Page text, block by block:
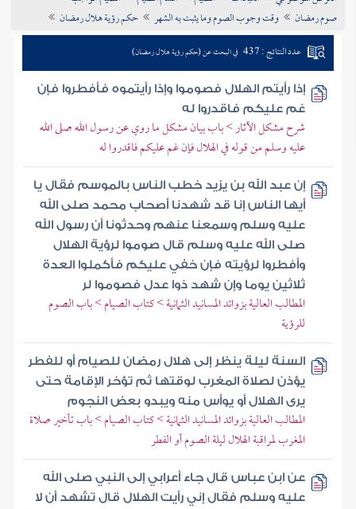
صوم رمضان
وقت وجوب الصوم وما يثبت به الشهر حكم رؤية هلال رمضان
عدد النتائج : 437 في البحث عن (حكم رؤية هلال رمضان)
إذا رأيتم الهلال فصوموا وإذا رأيتموه فأفطروا فإن
غم عليكم فاقدروا له
شرح مشكل الآثار > باب بيان مشكل ما روي عن رسول الله صلى الله
عليه وسلم من قوله في الهلال فإن غم عليكم فاقدروا له
إن عبد الله بن يزيد خطب الناس بالموسم فقال يا
أيها الناس إنا قد شهدنا أصحاب محمد صلى الله
عليه وسلم وسمعنا عنهم وحدثونا أن رسول الله
صلى الله عليه وسلم قال صوموا لرؤية الهلال
وأفطروا لرؤيته فإن خفي عليكم فأكملوا العدة
ثلاثين يوما وإن شهد ذوا عدل فصوموا لر
المطالب العالية بزوائد المسانيد الثمانية > كتاب الصيام > باب الصوم
للرؤية
السنة ليلة ينظر إلى هلال رمضان للصيام أو للفطر
يؤذن لصلاة المغرب لوقتها ثم تؤخر الإقامة حتى
يرى الهلال أو يوأس منه ويبدو بعض النجوم
المطالب العالية بزوائد المسانيد الثمانية > كتاب الصيام > باب تأخير صلاة
المغرب لمراقبة الهلال ليلة الصوم أو الفطر
عن ابن عباس قال جاء أعرابي إلى النبي صلى الله
عليه وسلم فقال إني رأيت الهلال قال تشهد أن لا